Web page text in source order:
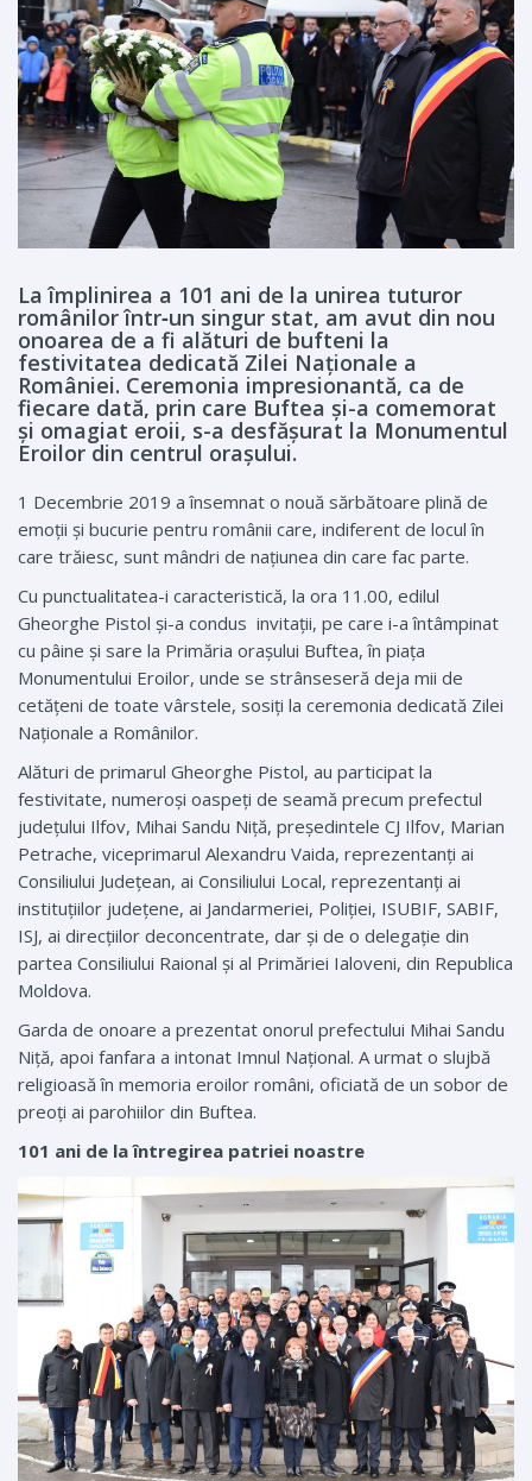
La împlinirea a 101 ani de la unirea tuturor
românilor ­într‑un singur stat, am avut din nou
onoarea de a fi alături de bufteni la
festivitatea dedicată Zilei Naționale a
României. Ceremonia impresionantă, ca de
fiecare dată, prin care Buftea și-a comemorat
și omagiat eroii, s-a desfășurat la Monumentul
Eroilor din centrul orașului.
1 Decembrie 2019 a însemnat o nouă sărbătoare plină de
emoții și bucurie pentru românii care, indiferent de locul în
care trăiesc, sunt mândri de națiunea din care fac parte.
Cu ­punctualitatea-i ca­­rac­­teristică, la ora 11.00, edilul
Gheorghe Pistol și-a condus invitații, pe care i-a întâmpinat
cu pâine și sare la Primăria orașului Buftea, în piața
Monumentului Eroilor, unde se strânseseră deja mii de
cetățeni de toate vârstele, sosiți la ceremonia dedicată Zilei
Naționale a Românilor.
Alături de ­primarul Gheorghe Pistol, au par­­ticipat la
festivitate, nu­meroși oaspeți de seamă precum prefectul
județului ­Ilfov, Mihai Sandu Niță, pre­ședintele CJ Ilfov, Marian
Petrache, viceprimarul Alexandru ­Vaida, reprezentanți ai
Consiliului Județean, ai Consiliului Local, reprezentanți ai
instituțiilor județene, ai Jandarmeriei, Poliției, ISUBIF, SABIF,
ISJ, ai direcțiilor deconcentrate, dar și de o delegație din
partea Consiliului Raional și al Primăriei Ialoveni, din Republica
Moldova.
Garda de onoare a prezentat onorul prefectului Mihai Sandu
Niță, apoi fanfara a intonat Imnul Național. A urmat o slujbă
religioasă în memoria eroilor români, oficiată de un sobor de
preoți ai parohiilor din Buftea.
101 ani de la întregirea patriei noastre